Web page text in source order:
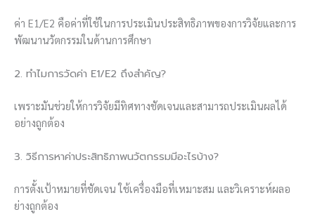
ค่า E1/E2 คือค่าที่ใช้ในการประเมินประสิทธิภาพของการวิจัยและการ
พัฒนานวัตกรรมในด้านการศึกษา
2. ทำไมการวัดค่า E1/E2 ถึงสำคัญ?
เพราะมันช่วยให้การวิจัยมีทิศทางชัดเจนและสามารถประเมินผลได้
อย่างถูกต้อง
3. วิธีการหาค่าประสิทธิภาพนวัตกรรมมีอะไรบ้าง?
การตั้งเป้าหมายที่ชัดเจน ใช้เครื่องมือที่เหมาะสม และวิเคราะห์ผลอ
ย่างถูกต้อง